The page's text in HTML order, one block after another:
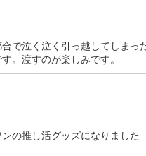
で泣く泣く引っ越してしま
。渡すのが楽しみです。
の推し活グッズになりました